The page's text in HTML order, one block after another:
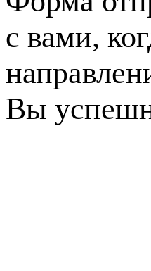
с вами,
Вы